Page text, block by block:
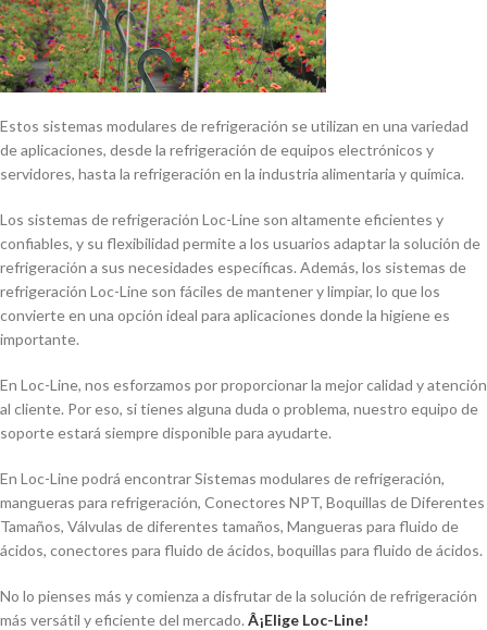
Estos sistemas modulares de refrigeración se utilizan en una variedad
de aplicaciones, desde la refrigeración de equipos electrónicos y
servidores, hasta la refrigeración en la industria alimentaria y quí­mica.
Los sistemas de refrigeración Loc-Line son altamente eficientes y
confiables, y su flexibilidad permite a los usuarios adaptar la solución de
refrigeración a sus necesidades especí­ficas. Además, los sistemas de
refrigeración Loc-Line son fáciles de mantener y limpiar, lo que los
convierte en una opción ideal para aplicaciones donde la higiene es
importante.
En Loc-Line, nos esforzamos por proporcionar la mejor calidad y atención
al cliente. Por eso, si tienes alguna duda o problema, nuestro equipo de
soporte estará siempre disponible para ayudarte.
En Loc-Line podrá encontrar Sistemas modulares de refrigeración,
mangueras para refrigeración, Conectores NPT, Boquillas de Diferentes
Tamaños, Válvulas de diferentes tamaños, Mangueras para fluido de
ácidos, conectores para fluido de ácidos, boquillas para fluido de ácidos.
No lo pienses más y comienza a disfrutar de la solución de refrigeración
más versátil y eficiente del mercado. Â¡Elige Loc-Line!